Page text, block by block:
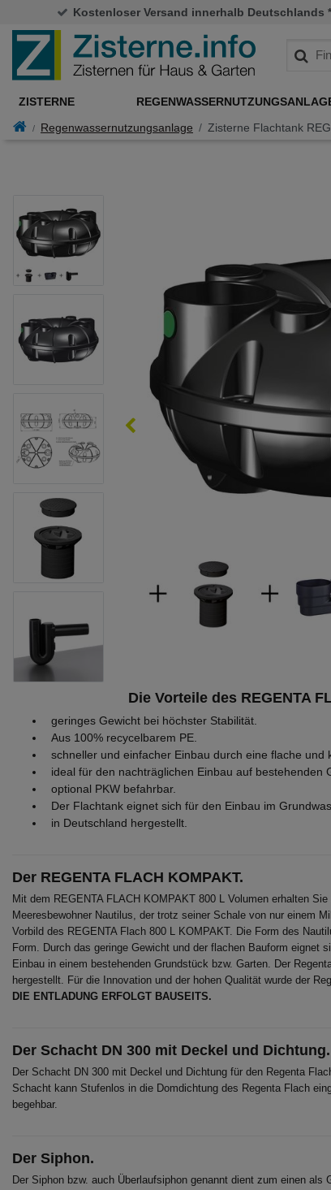
Kostenloser Versand innerhalb Deutschlands
ZISTERNE
Regenwassernutzungsanlage Zisterne Flachtank
Die Vorteile des REGENTA
geringes Gewicht bei höchster Stabilität.
Aus 100% recycelbarem PE.
schneller und einfacher Einbau durch eine flache und
ideal für den nachträglichen Einbau auf bestehenden
optional PKW befahrbar.
Der Flachtank eignet sich für den Einbau im
in Deutschland hergestellt.
Der REGENTA FLACH KOMPAKT.
Mit dem REGENTA FLACH KOMPAKT 800 L Volumen erhalten
Meeresbewohner Nautilus, der trotz seiner Schale von nur einem
Vorbild des REGENTA Flach 800 L KOMPAKT. Die Form des
Form. Durch das geringe Gewicht und der flachen Bauform eignet
Einbau in einem bestehenden Grundstück bzw. Garten. Der
hergestellt. Für die Innovation und der hohen Qualität wurde der
DIE ENTLADUNG ERFOLGT BAUSEITS.
Der Schacht DN 300 mit Deckel und Dichtung.
Der Schacht DN 300 mit Deckel und Dichtung für den Regenta
Schacht kann Stufenlos in die Domdichtung des Regenta Flach
begehbar.
Der Siphon.
Der Siphon bzw. auch Überlaufsiphon genannt dient zum einen